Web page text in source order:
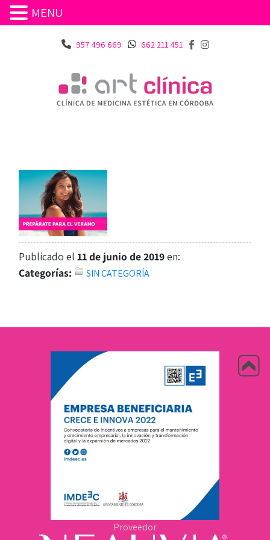
957 496 669 662 211 451
Publicado el11 de junio de 2019en:
Categorías:
SIN CATEGORÍA
Proveedor
MENU